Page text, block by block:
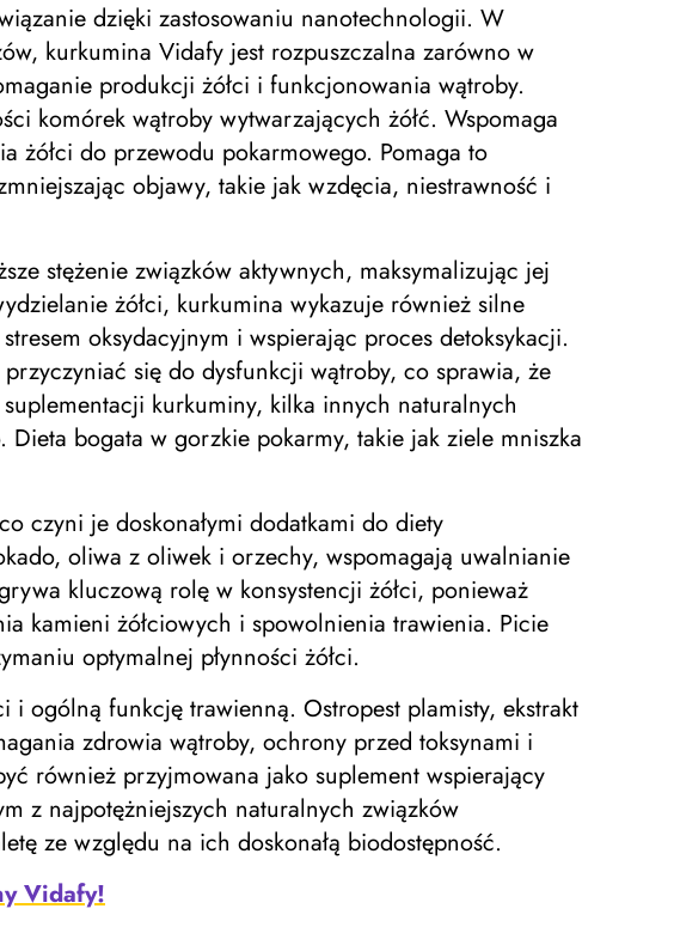
dzięki zastosowaniu nanotechnologii. W
kurkumina Vidafy jest rozpuszczalna zarówno w
produkcji żółci i funkcjonowania wątroby.
komórek wątroby wytwarzających żółć. Wspomaga
żółci do przewodu pokarmowego. Pomaga to
objawy, takie jak wzdęcia, niestrawność i
stężenie związków aktywnych, maksymalizując jej
żółci, kurkumina wykazuje również silne
oksydacyjnym i wspierając proces detoksykacji.
się do dysfunkcji wątroby, co sprawia, że
kurkuminy, kilka innych naturalnych
bogata w gorzkie pokarmy, takie jak ziele mniszka
czyni je doskonałymi dodatkami do diety
oliwa z oliwek i orzechy, wspomagają uwalnianie
kluczową rolę w konsystencji żółci, ponieważ
kamieni żółciowych i spowolnienia trawienia. Picie
optymalnej płynności żółci.
i ogólną funkcję trawienną. Ostropest plamisty, ekstrakt
zdrowia wątroby, ochrony przed toksynami i
również przyjmowana jako suplement wspierający
z najpotężniejszych naturalnych związków
ze względu na ich doskonałą biodostępność.
Vidafy!